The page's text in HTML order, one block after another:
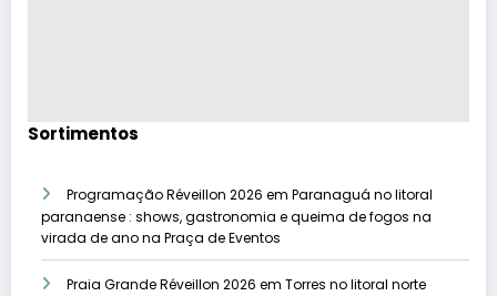
Sortimentos
Programação Réveillon 2026 em Paranaguá no litoral
paranaense : shows, gastronomia e queima de fogos na
virada de ano na Praça de Eventos
Praia Grande Réveillon 2026 em Torres no litoral norte